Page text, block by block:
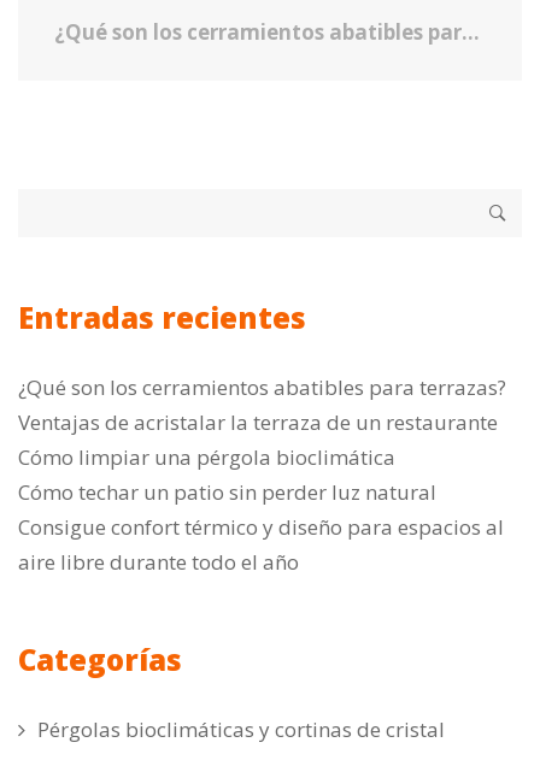
¿Qué son los cerramientos abatibles para terrazas?
Entradas recientes
¿Qué son los cerramientos abatibles para terrazas?
Ventajas de acristalar la terraza de un restaurante
Cómo limpiar una pérgola bioclimática
Cómo techar un patio sin perder luz natural
Consigue confort térmico y diseño para espacios al
aire libre durante todo el año
Categorías
Pérgolas bioclimáticas y cortinas de cristal